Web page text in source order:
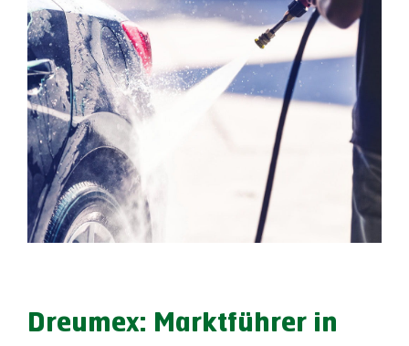
Dreumex: Marktführer in